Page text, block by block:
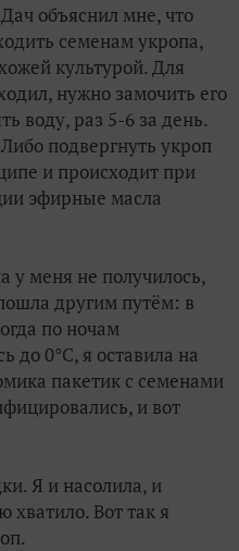
объяснил мне, что
семенам укропа,
культурой. Для
нужно замочить его
воду, раз 5-6 за день.
подвергнуть укроп
и происходит при
эфирные масла
у меня не получилось,
другим путём: в
по ночам
до 0°С, я оставила на
пакетик с семенами
и вот
Я и насолила, и
хватило. Вот так я